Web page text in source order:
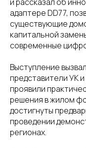
адаптере DD77,
существующие
капитальной
современные
Выступление
представители УК
проявили
решения в жилом
достигнуты
проведении
регионах.